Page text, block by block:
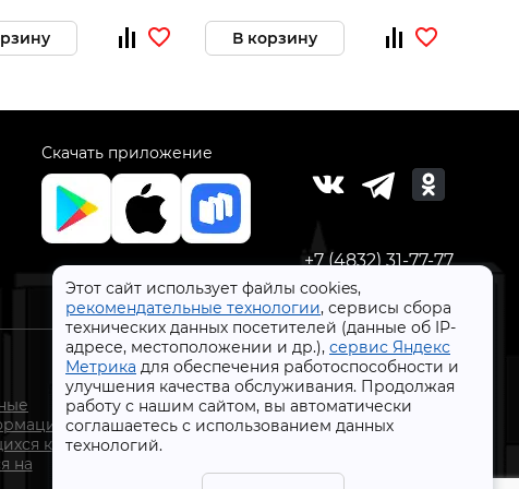
Этот сайт использует файлы cookies,
рекомендательные технологии, сервисы сбора
технических данных посетителей (данные об IP-
адресе, местоположении и др.), сервис Яндекс
Метрика для обеспечения работоспособности и
улучшения качества обслуживания. Продолжая
работу с нашим сайтом, вы автоматически
соглашаетесь с использованием данных
технологий.
В корзину
Скачать приложение
+7 (4832) 31-77-77
к
на
СтройлоН 1998-2026 г.
Публичная оферта
Обработка персональных данных
Политика конфиденциальности сервисов Яндекс